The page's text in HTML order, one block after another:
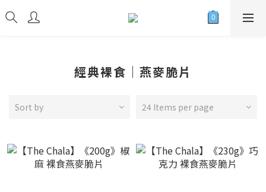
經典裸食｜燕麥脆片
Sort by 24 Items per page